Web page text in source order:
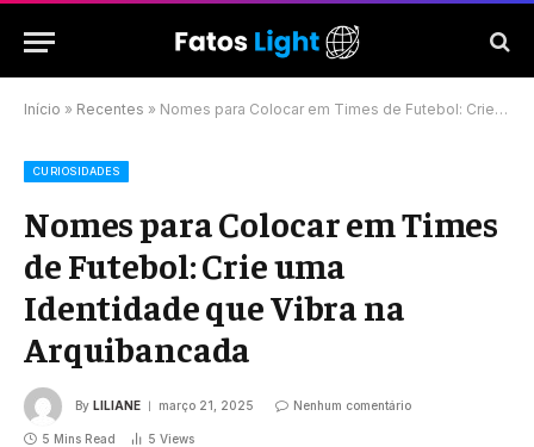
Início » Recentes » Nomes para Colocar em Times de Futebol: Crie uma Identidade que Vibra na Arquibancada
CURIOSIDADES
Nomes para Colocar em Times
de Futebol: Crie uma
Identidade que Vibra na
Arquibancada
By LILIANE março 21, 2025 Nenhum comentário
5 Mins Read 5 Views